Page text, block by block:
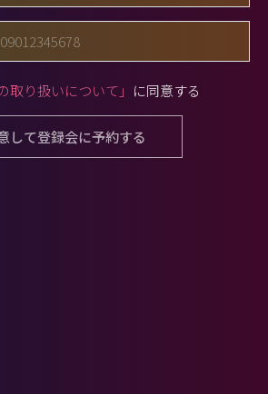
取り扱いについて」 に同意する
して登録会に予約する